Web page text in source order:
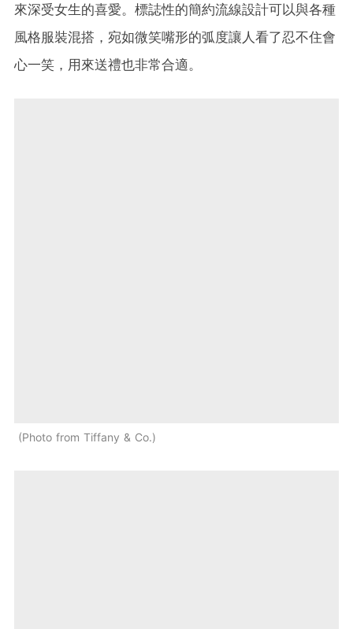
來深受女生的喜愛。標誌性的簡約流線設計可以與各種
風格服裝混搭，宛如微笑嘴形的弧度讓人看了忍不住會
心一笑，用來送禮也非常合適。
Photo from Tiffany & Co.